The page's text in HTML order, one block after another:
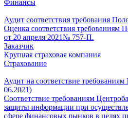
Финансы
Аудит соответствия требования
Оценка соответствия требованиям
от 20 апреля 2021№ 757-П.
Заказчик
Крупная страховая компания
Страхование
Аудит на соответствие
06.2021)
Соответствие требованиям
защиты информации при
сфере финансовых рынков в целях